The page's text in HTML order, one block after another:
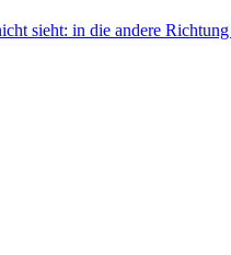
sieht: in die andere